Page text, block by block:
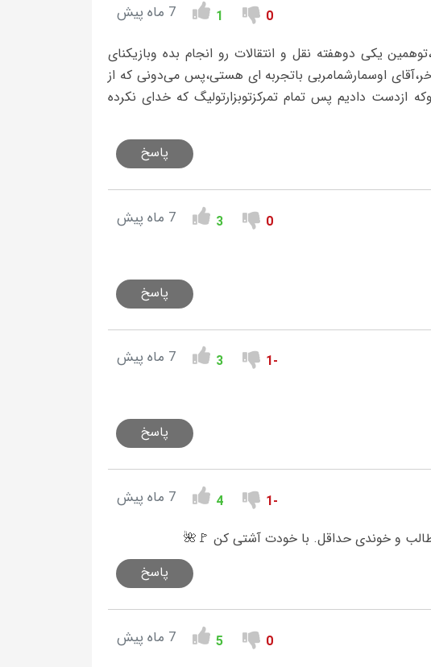
0
1 7 ماه پیش
یکی دوهفته نقل و انتقالات رو انجام بده وبازیکنای
اوسمارشمامربی باتجربه ای هستی،پس می‌دونی که از
ازدست دادیم پس تمام تمرکزتوبزارتولیگ که خدای نکرده
پاسخ
0
3 7 ماه پیش
پاسخ
-1
3 7 ماه پیش
پاسخ
-1
4 7 ماه پیش
و خوندی حداقل. با خودت آشتی کن 🚩🌺
پاسخ
0
5 7 ماه پیش